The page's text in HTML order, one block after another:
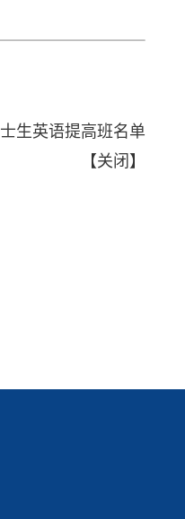
生英语提高班名单
【关闭 】